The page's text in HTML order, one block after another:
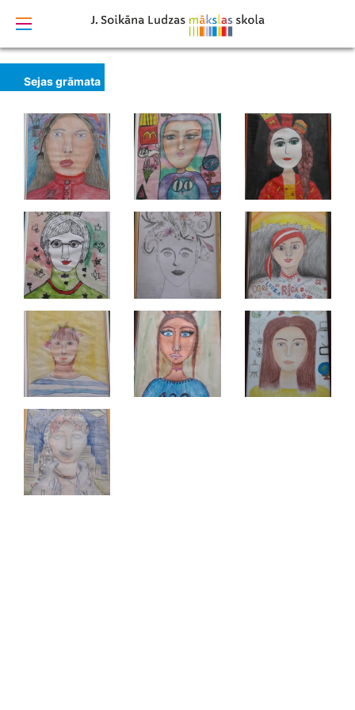
Sejas grāmata
izstrādāts